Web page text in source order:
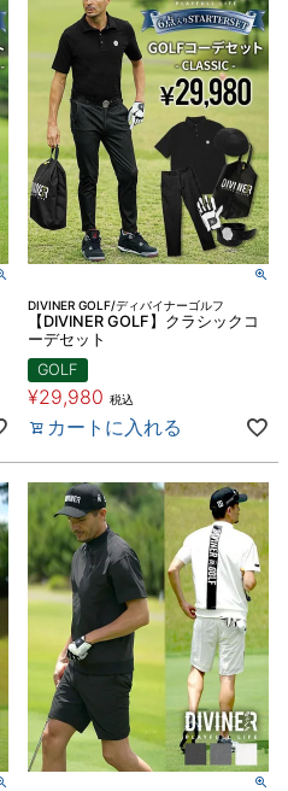
DIVINER GOLF/ディバイナーゴルフ
【DIVINER GOLF】クラシックコ
ーデセット
GOLF
¥29,980 税込
カートに入れる